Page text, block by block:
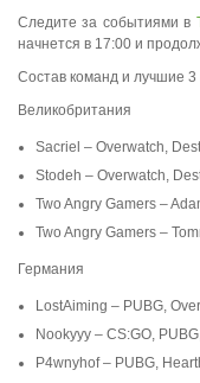
Следите за событиями в
начнется в 17:00 и
Состав команд и лучшие 3
Великобритания
Sacriel – Overwatch,
Stodeh – Overwatch,
Two Angry Gamers –
Two Angry Gamers –
Германия
LostAiming – PUBG,
Nookyyy – CS:GO,
P4wnyhof – PUBG,